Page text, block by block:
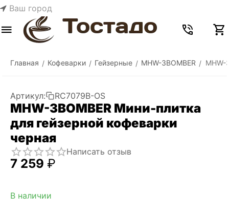
Ваш город
Главная / Кофеварки / Гейзерные / MHW-3BOMBER / MHW-
Артикул: RC7079B-OS
MHW-3BOMBER Мини-плитка
для гейзерной кофеварки
черная
Написать отзыв
7 259 ₽
В наличии
Меню Найти Корзина Отложенные
товары